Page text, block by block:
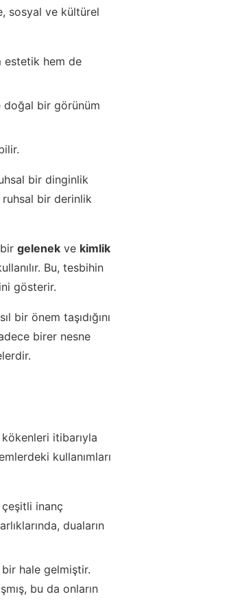
sosyal ve kültürel
estetik hem de
doğal bir görünüm
bir dinginlik
ruhsal bir derinlik
gelenek ve kimlik
Bu, tesbihin
gösterir.
önem taşıdığını
birer nesne
itibarıyla
kullanımları
inanç
duaların
hale gelmiştir.
bu da onların